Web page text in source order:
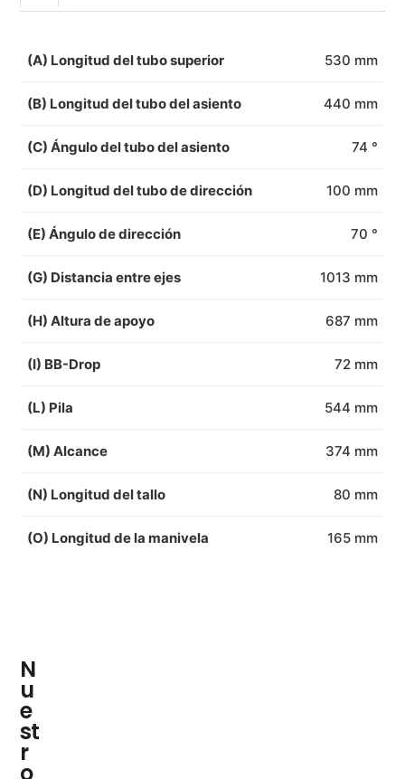
(A) Longitud del tubo superior 530 mm
(B) Longitud del tubo del asiento 440 mm
(C) Ángulo del tubo del asiento 74 °
(D) Longitud del tubo de dirección 100 mm
(E) Ángulo de dirección 70 °
(G) Distancia entre ejes 1013 mm
(H) Altura de apoyo 687 mm
(I) BB-Drop 72 mm
(L) Pila 544 mm
(M) Alcance 374 mm
(N) Longitud del tallo 80 mm
(O) Longitud de la manivela 165 mm
N
u
e
st
r